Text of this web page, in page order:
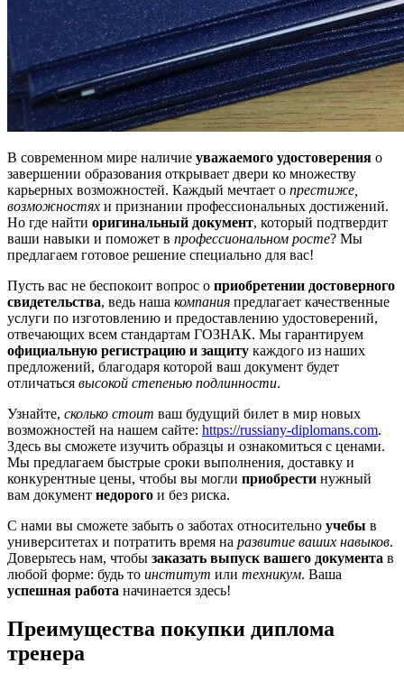
В современном мире наличие уважаемого удостоверения о
завершении образования открывает двери ко множеству
карьерных возможностей. Каждый мечтает о престиже,
возможностях и признании профессиональных достижений.
Но где найти оригинальный документ, который подтвердит
ваши навыки и поможет в профессиональном росте? Мы
предлагаем готовое решение специально для вас!
Пусть вас не беспокоит вопрос о приобретении достоверного
свидетельства, ведь наша компания предлагает качественные
услуги по изготовлению и предоставлению удостоверений,
отвечающих всем стандартам ГОЗНАК. Мы гарантируем
официальную регистрацию и защиту каждого из наших
предложений, благодаря которой ваш документ будет
отличаться высокой степенью подлинности.
Узнайте, сколько стоит ваш будущий билет в мир новых
возможностей на нашем сайте: https://russiany-diplomans.com.
Здесь вы сможете изучить образцы и ознакомиться с ценами.
Мы предлагаем быстрые сроки выполнения, доставку и
конкурентные цены, чтобы вы могли приобрести нужный
вам документ недорого и без риска.
С нами вы сможете забыть о заботах относительно учебы в
университетах и потратить время на развитие ваших навыков.
Доверьтесь нам, чтобы заказать выпуск вашего документа в
любой форме: будь то институт или техникум. Ваша
успешная работа начинается здесь!
Преимущества покупки диплома
тренера